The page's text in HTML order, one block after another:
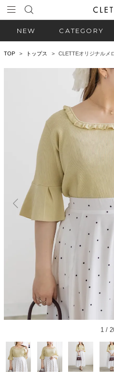
NEW CATEGORY
TOP トップス CLETTEオリジナルメ
1/